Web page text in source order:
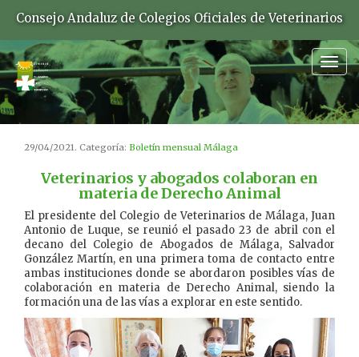
Consejo Andaluz de Colegios Oficiales de Veterinarios
29/04/2021. Categoría: Boletín mensual Málaga
Veterinarios y abogados colaboran en
materia de Derecho Animal
El presidente del Colegio de Veterinarios de Málaga, Juan
Antonio de Luque, se reunió el pasado 23 de abril con el
decano del Colegio de Abogados de Málaga, Salvador
González Martín, en una primera toma de contacto entre
ambas instituciones donde se abordaron posibles vías de
colaboración en materia de Derecho Animal, siendo la
formación una de las vías a explorar en este sentido.